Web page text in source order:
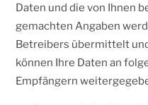
Daten und die von Ihnen
gemachten Angaben
Betreibers übermittelt
können Ihre Daten an
Empfängern